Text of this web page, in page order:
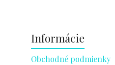
Informácie
Obchodné podmienky